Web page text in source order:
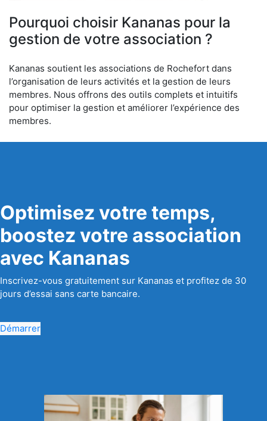
Pourquoi choisir Kananas pour la
gestion de votre association ?
Kananas soutient les associations de Rochefort dans
l’organisation de leurs activités et la gestion de leurs
membres. Nous offrons des outils complets et intuitifs
pour optimiser la gestion et améliorer l’expérience des
membres.
Optimisez votre temps,
boostez votre association
avec Kananas
Inscrivez-vous gratuitement sur Kananas et profitez de 30
jours d’essai sans carte bancaire.
Démarrer